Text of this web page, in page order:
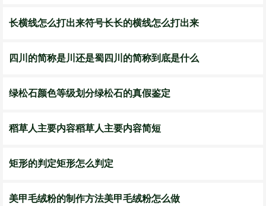
长横线怎么打出来符号长长的横线怎么打出来
四川的简称是川还是蜀四川的简称到底是什么
绿松石颜色等级划分绿松石的真假鉴定
稻草人主要内容稻草人主要内容简短
矩形的判定矩形怎么判定
美甲毛绒粉的制作方法美甲毛绒粉怎么做